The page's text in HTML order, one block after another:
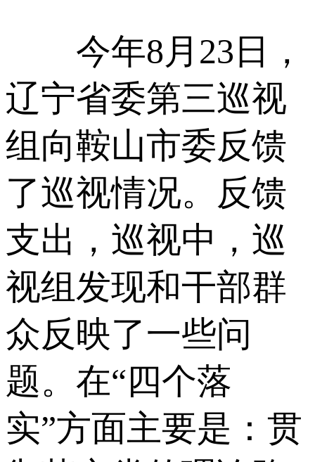
今年8月23日，
辽宁省委第三巡视
组向鞍山市委反馈
了巡视情况。反馈
支出，巡视中，巡
视组发现和干部群
众反映了一些问
题。在“四个落
实”方面主要是：贯